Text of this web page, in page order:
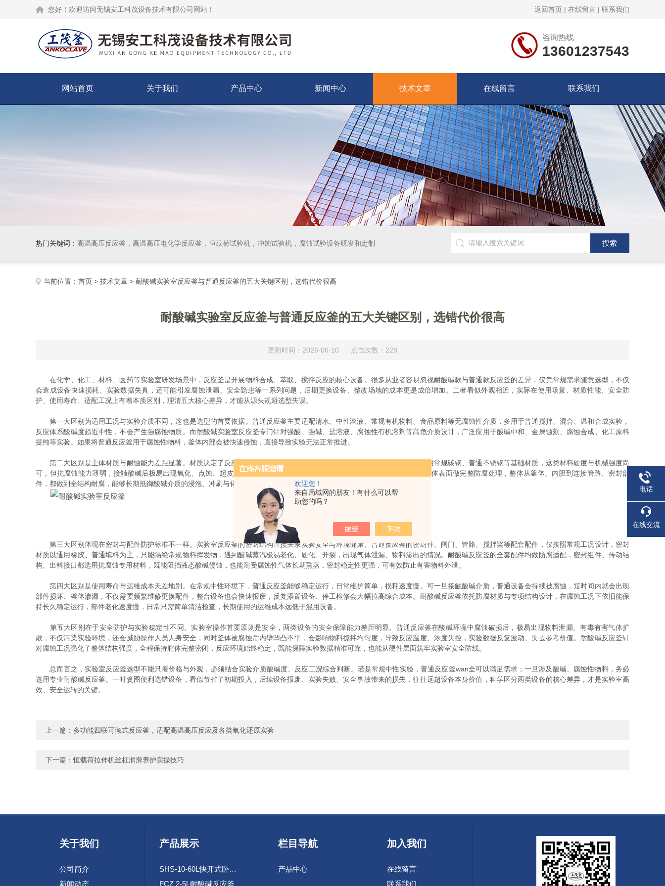
欢迎您！
来自局域网的朋友！有什么可以帮
助您的吗？
您好！欢迎访问无锡安工科茂设备技术有限公司网站！ 返回首页 | 在线留言 | 联系我们
咨询热线
13601237543
网站首页 关于我们 产品中心 新闻中心 技术文章 在线留言 联系我们
热门关键词： 高温高压反应釜，高温高压电化学反应釜，恒载荷试验机，冲蚀试验机，腐蚀试验设备研发和定制
当前位置： 首页 > 技术文章 > 耐酸碱实验室反应釜与普通反应釜的五大关键区别，选错代价很高
耐酸碱实验室反应釜与普通反应釜的五大关键区别，选错代价很高
更新时间：2026-06-10 点击次数：228
在化学、化工、材料、医药等实验室研发场景中，反应釜是开展物料合成、萃取、搅拌反应的核心设备。很多从业者容易忽视耐酸碱款与普通款反应釜的差异，仅凭常规需求随意选型，不仅
会造成设备快速损耗、实验数据失真，还可能引发腐蚀泄漏、安全隐患等一系列问题，后期更换设备、整改场地的成本更是成倍增加。二者看似外观相近，实际在使用场景、材质性能、安全防
护、使用寿命、适配工况上有着本质区别，理清五大核心差异，才能从源头规避选型失误。
第一大区别为适用工况与实验介质不同，这也是选型的首要依据。普通反应釜主要适配清水、中性溶液、常规有机物料、食品原料等无腐蚀性介质，多用于普通搅拌、混合、温和合成实验，
反应体系酸碱度趋近中性，不会产生强腐蚀物质。而耐酸碱实验室反应釜专门针对强酸、强碱、盐溶液、腐蚀性有机溶剂等高危介质设计，广泛应用于酸碱中和、金属蚀刻、腐蚀合成、化工原料
提纯等实验。如果将普通反应釜用于腐蚀性物料，釜体内部会被快速侵蚀，直接导致实验无法正常推进。
第二大区别是主体材质与耐蚀能力差距显著。材质决定了反应釜的核心性能，也是两类设备最根本的不同。普通反应釜多采用常规碳钢、普通不锈钢等基础材质，这类材料硬度与机械强度尚
可，但抗腐蚀能力薄弱，接触酸碱后极易出现氧化、点蚀、起皮、渗漏等问题。耐酸碱反应釜则选用高耐蚀特种材质，或是在基体表面做完整防腐处理，整体从釜体、内胆到连接管路、密封部
件，都做到全结构耐腐，能够长期抵御酸碱介质的浸泡、冲刷与化学反应，从内部杜绝腐蚀破损问题。
第三大区别体现在密封与配件防护标准不一样。实验室反应釜的密封结构直接关系实验安全与环境健康。普通反应釜的密封件、阀门、管路、搅拌桨等配套配件，仅按照常规工况设计，密封
材质以通用橡胶、普通填料为主，只能隔绝常规物料挥发物，遇到酸碱蒸汽极易老化、硬化、开裂，出现气体泄漏、物料渗出的情况。耐酸碱反应釜的全套配件均做防腐适配，密封组件、传动结
构、出料接口都选用抗腐蚀专用材料，既能阻挡液态酸碱侵蚀，也能耐受腐蚀性气体长期熏蒸，密封稳定性更强，可有效防止有害物料外泄。
第四大区别是使用寿命与运维成本天差地别。在常规中性环境下，普通反应釜能够稳定运行，日常维护简单，损耗速度慢。可一旦接触酸碱介质，普通设备会持续被腐蚀，短时间内就会出现
部件损坏、釜体渗漏，不仅需要频繁维修更换配件，整台设备也会快速报废，反复添置设备、停工检修会大幅拉高综合成本。耐酸碱反应釜依托防腐材质与专项结构设计，在腐蚀工况下依旧能保
持长久稳定运行，部件老化速度慢，日常只需简单清洁检查，长期使用的运维成本远低于混用设备。
第五大区别在于安全防护与实验稳定性不同。实验室操作首要原则是安全，两类设备的安全保障能力差距明显。普通反应釜在酸碱环境中腐蚀破损后，极易出现物料泄漏、有毒有害气体扩
散，不仅污染实验环境，还会威胁操作人员人身安全，同时釜体被腐蚀后内壁凹凸不平，会影响物料搅拌均匀度，导致反应温度、浓度失控，实验数据反复波动、失去参考价值。耐酸碱反应釜针
对腐蚀工况强化了整体结构强度，全程保持腔体完整密闭，反应环境始终稳定，既能保障实验数据精准可靠，也能从硬件层面筑牢实验室安全防线。
总而言之，实验室反应釜选型不能只看价格与外观，必须结合实验介质酸碱度、反应工况综合判断。若是常规中性实验，普通反应釜wan全可以满足需求；一旦涉及酸碱、腐蚀性物料，务必
选用专业耐酸碱反应釜。一时贪图便利选错设备，看似节省了初期投入，后续设备报废、实验失败、安全事故带来的损失，往往远超设备本身价值，科学区分两类设备的核心差异，才是实验室高
效、安全运转的关键。
上一篇： 多功能四联可倾式反应釜，适配高温高压反应及各类氧化还原实验
下一篇：恒载荷拉伸机丝杠润滑养护实操技巧
关于我们
公司简介
新闻动态
产品展示
SHS-10-60L快开式卧式自蔓延合成装置
FCZ 2-5L耐酸碱反应釜
栏目导航
产品中心
加入我们
在线留言
联系我们
电话
在线交流